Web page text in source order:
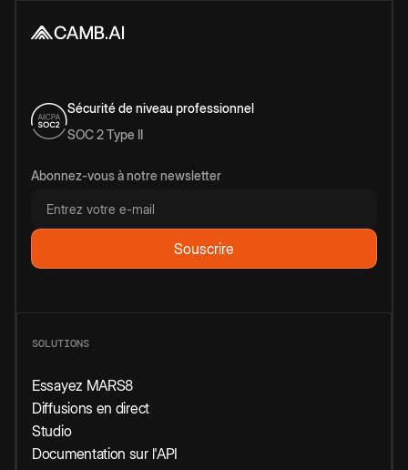
Sécurité de niveau professionnel
SOC 2 Type II
Abonnez-vous à notre newsletter
SOLUTIONS
Essayez MARS8
Diffusions en direct
Studio
Documentation sur l'API